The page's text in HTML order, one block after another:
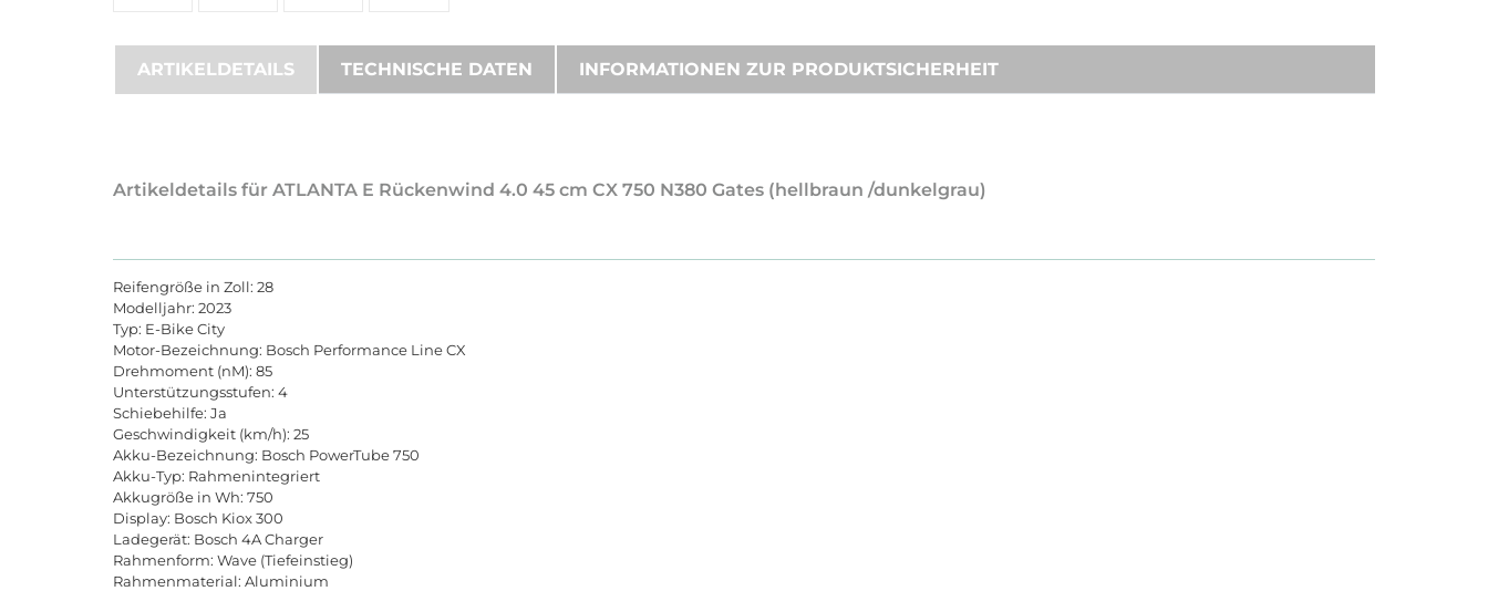
ARTIKELDETAILS TECHNISCHE DATEN INFORMATIONEN ZUR PRODUKTSICHERHEIT
Artikeldetails für ATLANTA E Rückenwind 4.0 45 cm CX 750 N380 Gates (hellbraun /dunkelgrau)
Reifengröße in Zoll: 28
Modelljahr: 2023
Typ: E-Bike City
Motor-Bezeichnung: Bosch Performance Line CX
Drehmoment (nM): 85
Unterstützungsstufen: 4
Schiebehilfe: Ja
Geschwindigkeit (km/h): 25
Akku-Bezeichnung: Bosch PowerTube 750
Akku-Typ: Rahmenintegriert
Akkugröße in Wh: 750
Display: Bosch Kiox 300
Ladegerät: Bosch 4A Charger
Rahmenform: Wave (Tiefeinstieg)
Rahmenmaterial: Aluminium